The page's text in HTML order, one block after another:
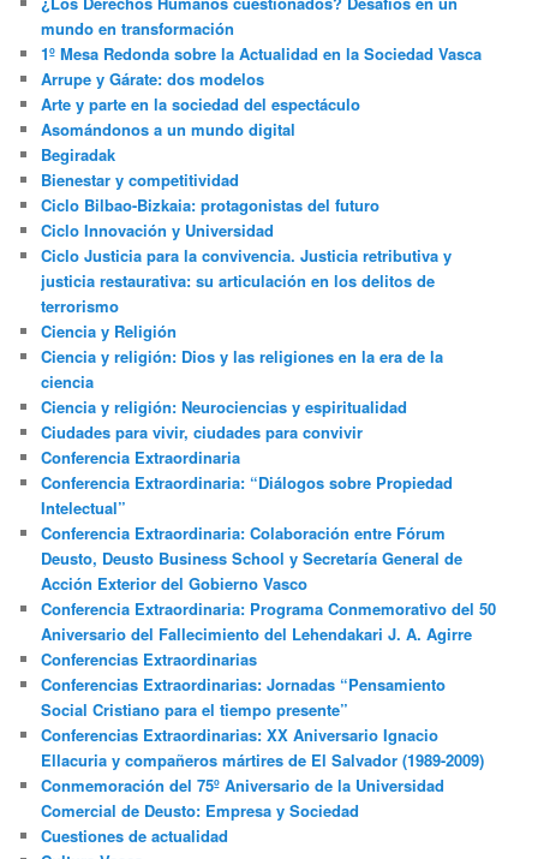
mundo en transformación
1º Mesa Redonda sobre la Actualidad en la Sociedad Vasca
Arrupe y Gárate: dos modelos
Arte y parte en la sociedad del espectáculo
Asomándonos a un mundo digital
Begiradak
Bienestar y competitividad
Ciclo Bilbao-Bizkaia: protagonistas del futuro
Ciclo Innovación y Universidad
Ciclo Justicia para la convivencia. Justicia retributiva y
justicia restaurativa: su articulación en los delitos de
terrorismo
Ciencia y Religión
Ciencia y religión: Dios y las religiones en la era de la
ciencia
Ciencia y religión: Neurociencias y espiritualidad
Ciudades para vivir, ciudades para convivir
Conferencia Extraordinaria
Conferencia Extraordinaria: “Diálogos sobre Propiedad
Intelectual”
Conferencia Extraordinaria: Colaboración entre Fórum
Deusto, Deusto Business School y Secretaría General de
Acción Exterior del Gobierno Vasco
Conferencia Extraordinaria: Programa Conmemorativo del 50
Aniversario del Fallecimiento del Lehendakari J. A. Agirre
Conferencias Extraordinarias
Conferencias Extraordinarias: Jornadas “Pensamiento
Social Cristiano para el tiempo presente”
Conferencias Extraordinarias: XX Aniversario Ignacio
Ellacuria y compañeros mártires de El Salvador (1989-2009)
Conmemoración del 75º Aniversario de la Universidad
Comercial de Deusto: Empresa y Sociedad
Cuestiones de actualidad